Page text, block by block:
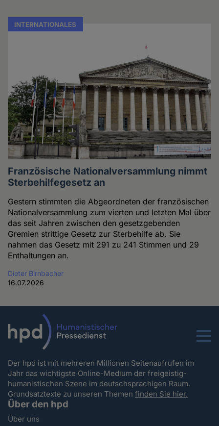
INTERNATIONALES
Französische Nationalversammlung nimmt
Sterbehilfegesetz an
Gestern stimmten die Abgeordneten der französischen
Nationalversammlung zum vierten und letzten Mal über
das seit Jahren zwischen den gesetzgebenden
Gremien strittige Gesetz zur Sterbehilfe ab. Sie
nahmen das Gesetz mit 291 zu 241 Stimmen und 29
Enthaltungen an.
Dieter Birnbacher
16.07.2026
Menu
Der hpd ist mit mehreren Millionen Seitenaufrufen im
Jahr das wichtigste Online-Medium der freigeistig-
humanistischen Szene im deutschsprachigen Raum.
Grundsatztexte zu unseren Themenfinden Sie hier.
Über den hpd
Über uns